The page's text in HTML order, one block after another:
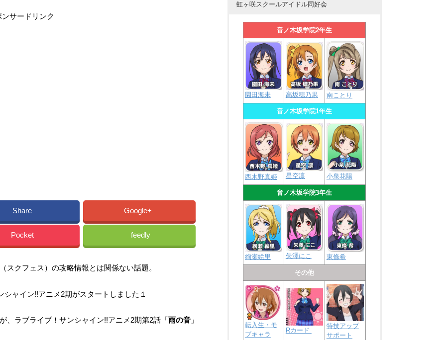
ンサードリンク
Share Google+
Pocket feedly
スクフェス）の攻略情報とは関係ない話題。
ャイン!!アニメ2期がスタートしました１
、ラブライブ！サンシャイン!!アニメ2期第2話「雨の音 」
虹ヶ咲スクールアイドル同好会
音ノ木坂学院2年生
園田海未 高坂穂乃果 南ことり
音ノ木坂学院1年生
西木野真姫 星空凛 小泉花陽
音ノ木坂学院3年生
絢瀬絵里 矢澤にこ 東條希
その他
転入生・モ
ブキャラ
Rカード
特技アップ
サポート